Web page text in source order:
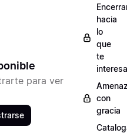
para ver
hacia
lo
que
te
interesa
con
gracia